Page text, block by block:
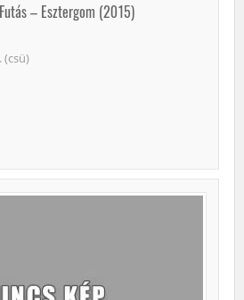
– Esztergom (2015)
(csü)